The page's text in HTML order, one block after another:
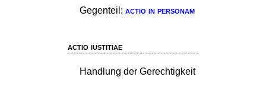
Gegenteil: actio in personam
actio iustitiae
Handlung der Gerechtigkeit